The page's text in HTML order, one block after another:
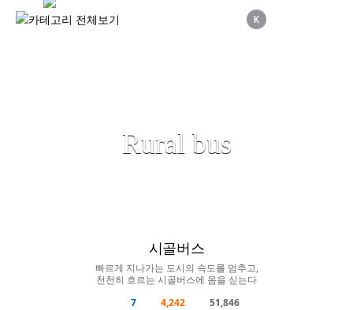
Rural bus
시골버스
빠르게 지나가는 도시의 속도를 멈추고,
천천히 흐르는 시골버스에 몸을 싣는다
7
4,242 51,846